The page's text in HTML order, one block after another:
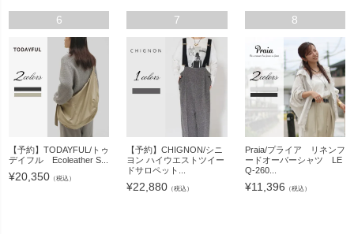
6
【予約】TODAYFUL/トゥ
デイフル Ecoleather S...
¥20,350 （税込）
7
【予約】CHIGNON/シニ
ヨン ハイウエストツイー
ドサロペット...
¥22,880 （税込）
8
Praia/プライア リネンフ
ードオーバーシャツ LE
Q-260...
¥11,396 （税込）